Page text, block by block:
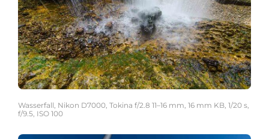
Wasserfall, Nikon D7000, Tokina f/2.8 11–16 mm, 16 mm KB, 1/20 s,
f/9.5, ISO 100